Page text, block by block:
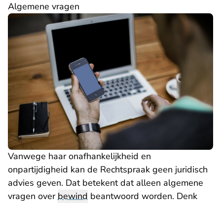
Algemene vragen
Vanwege haar onafhankelijkheid en
onpartijdigheid kan de Rechtspraak geen juridisch
advies geven. Dat betekent dat alleen algemene
vragen overbewind beantwoord worden. Denk